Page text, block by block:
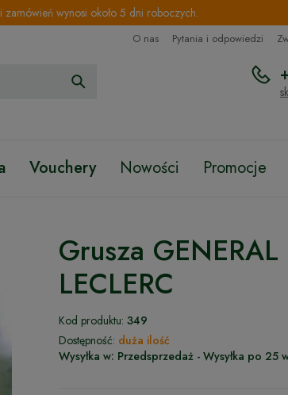
zamówień wynosi około 5 dni roboczych.
O nas Pytania i odpowiedzi
Vouchery Nowości Promocje
Grusza GENERAL
LECLERC
Kod produktu: 349
Dostępność: duża ilość
Wysyłka w: Przedsprzedaż - Wysyłka po 25